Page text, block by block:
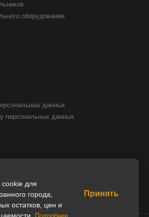
оборудования
данных
персональных данных
cookie для
города,
остатков, цен и
Принять